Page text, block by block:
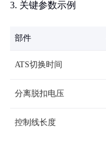
3. 关键参数示例
部件
ATS切换时间
分离脱扣电压
控制线长度